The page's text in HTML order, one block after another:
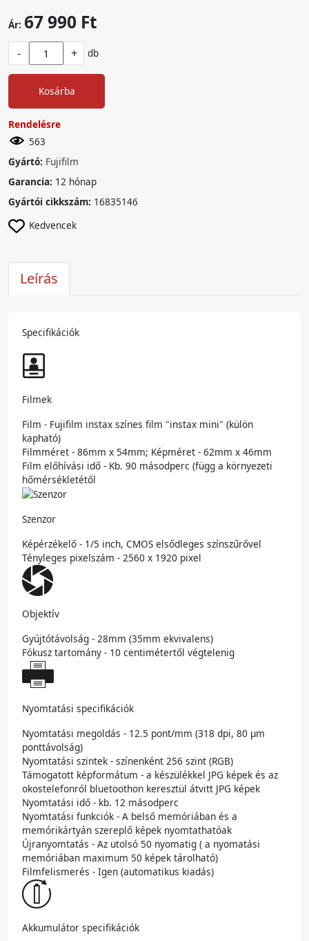
Ár: 67 990 Ft
- + db
Kosárba
Rendelésre
563
Gyártó: Fujifilm
Garancia: 12 hónap
Gyártói cikkszám: 16835146
Kedvencek
Leírás
Specifikációk
Filmek
Film - Fujifilm instax színes film "instax mini" (külön
kapható)
Filmméret - 86mm x 54mm; Képméret - 62mm x 46mm
Film előhívási idő - Kb. 90 másodperc (függ a környezeti
hőmérsékletétől
Szenzor
Képérzékelő - 1/5 inch, CMOS elsődleges színszűrővel
Tényleges pixelszám - 2560 x 1920 pixel
Objektív
Gyújtótávolság - 28mm (35mm ekvivalens)
Fókusz tartomány - 10 centimétertől végtelenig
Nyomtatási specifikációk
Nyomtatási megoldás - 12.5 pont/mm (318 dpi, 80 μm
ponttávolság)
Nyomtatási szintek - színenként 256 szint (RGB)
Támogatott képformátum - a készülékkel JPG képek és az
okostelefonról bluetoothon keresztül átvitt JPG képek
Nyomtatási idő - kb. 12 másodperc
Nyomtatási funkciók - A belső memóriában és a
memórikártyán szereplő képek nyomtathatóak
Újranyomtatás - Az utolsó 50 nyomatig ( a nyomatási
memóriában maximum 50 képek tárolható)
Filmfelismerés - Igen (automatikus kiadás)
Akkumulátor specifikációk